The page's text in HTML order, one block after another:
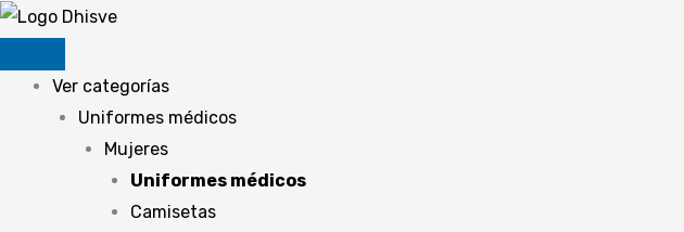
Ir
contenidoVer categorías
Uniformes médicos
Mujeres
Uniformes médicos
Camisetas